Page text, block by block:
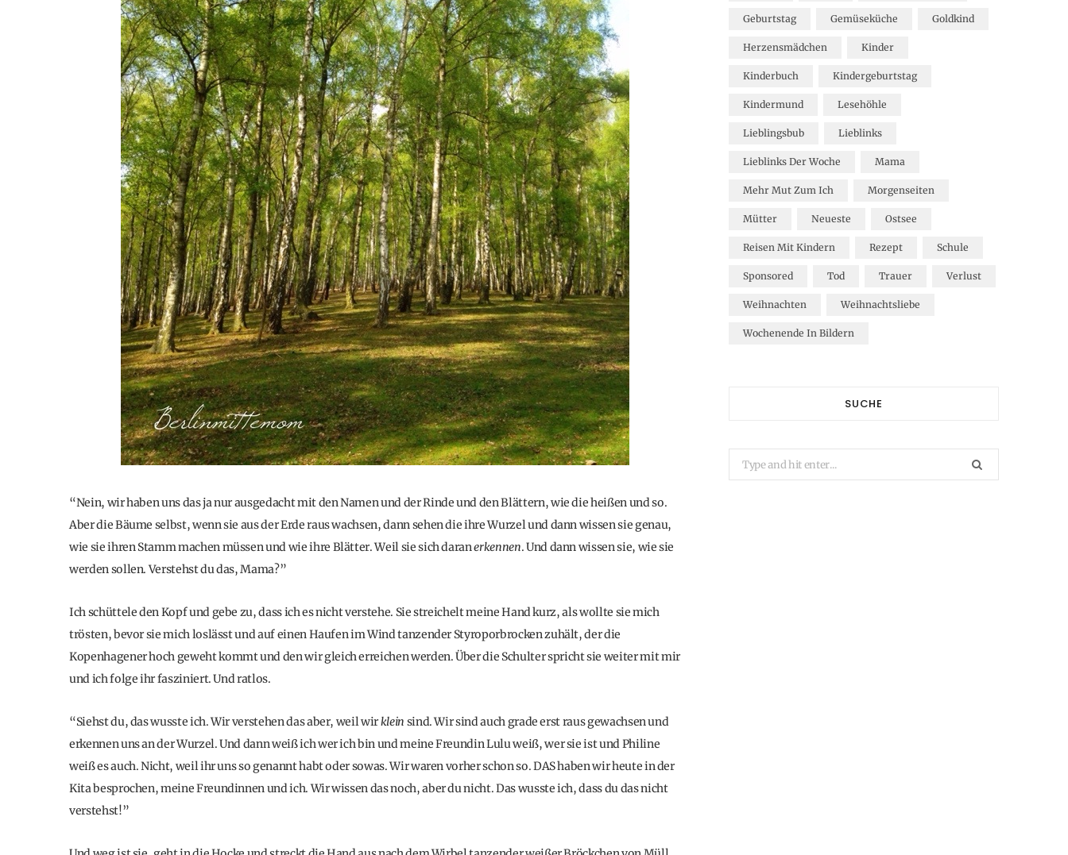
“Nein, wir haben uns das ja nur ausgedacht mit den Namen und der Rinde und den Blättern, wie die heißen und so.
Aber die Bäume selbst, wenn sie aus der Erde raus wachsen, dann sehen die ihre Wurzel und dann wissen sie genau,
wie sie ihren Stamm machen müssen und wie ihre Blätter. Weil sie sich daranerkennen. Und dann wissen sie, wie sie
werden sollen. Verstehst du das, Mama?”
Ich schüttele den Kopf und gebe zu, dass ich es nicht verstehe. Sie streichelt meine Hand kurz, als wollte sie mich
trösten, bevor sie mich loslässt und auf einen Haufen im Wind tanzender Styroporbrocken zuhält, der die
Kopenhagener hoch geweht kommt und den wir gleich erreichen werden. Über die Schulter spricht sie weiter mit mir
und ich folge ihr fasziniert. Und ratlos.
“Siehst du, das wusste ich. Wir verstehen das aber, weil wirklein sind. Wir sind auch grade erst raus gewachsen und
erkennen uns an der Wurzel. Und dann weiß ich wer ich bin und meine Freundin Lulu weiß, wer sie ist und Philine
weiß es auch. Nicht, weil ihr uns so genannt habt oder sowas. Wir waren vorher schon so. DAS haben wir heute in der
Kita besprochen, meine Freundinnen und ich. Wir wissen das noch, aber du nicht. Das wusste ich, dass du das nicht
verstehst!”
Geburtstag Gemüseküche Goldkind
Herzensmädchen Kinder
Kinderbuch Kindergeburtstag
Kindermund Lesehöhle
Lieblingsbub Lieblinks
Lieblinks Der Woche Mama
Mehr Mut Zum Ich Morgenseiten
Mütter Neueste Ostsee
Reisen Mit Kindern Rezept Schule
Sponsored Tod Trauer Verlust
Weihnachten Weihnachtsliebe
Wochenende In Bildern
SUCHE
Search
for: